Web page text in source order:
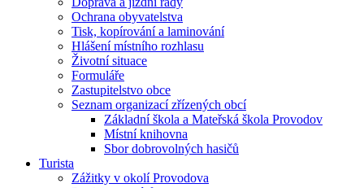
Ochrana obyvatelstva
Tisk, kopírování a laminování
Hlášení místního rozhlasu
Životní situace
Formuláře
Zastupitelstvo obce
Seznam organizací zřízených obcí
Základní škola a Mateřská škola Provodov
Místní knihovna
Sbor dobrovolných hasičů
Turista
Zážitky v okolí Provodova